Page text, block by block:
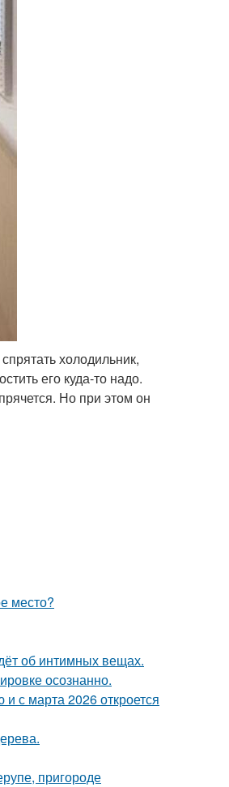
холодильник,
его куда-то надо.
Но при этом он
место?
об интимных вещах.
осознанно.
с марта 2026 откроется
пригороде